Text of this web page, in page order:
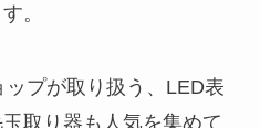
。
プが取り扱う、LED表
取り器も人気を集めて